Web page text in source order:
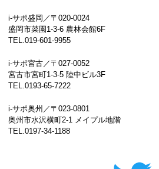
i-サポ盛岡／〒020-0024
盛岡市菜園1-3-6 農林会館6F
TEL.019-601-9955
i-サポ宮古／〒027-0052
宮古市宮町1-3-5 陸中ビル3F
TEL.0193-65-7222
i-サポ奥州／〒023-0801
奥州市水沢横町2-1 メイプル地階
TEL.0197-34-1188